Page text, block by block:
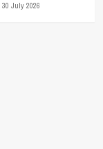
30 July 2026